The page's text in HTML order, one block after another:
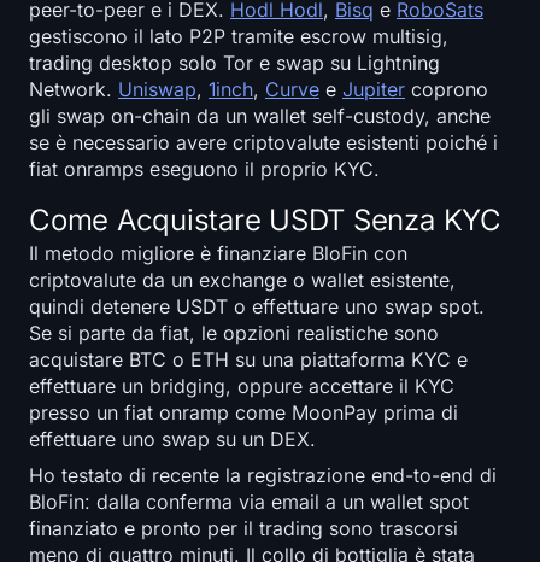
Calcolatore di Staking Crypto
Chi siamo
Iscriviti
Lingua
peer-to-peer e i DEX. Hodl Hodl, Bisq e RoboSats
gestiscono il lato P2P tramite escrow multisig,
trading desktop solo Tor e swap su Lightning
Network. Uniswap, 1inch, Curve e Jupiter coprono
gli swap on-chain da un wallet self-custody, anche
se è necessario avere criptovalute esistenti poiché i
fiat onramps eseguono il proprio KYC.
Come Acquistare USDT Senza KYC
Il metodo migliore è finanziare BloFin con
criptovalute da un exchange o wallet esistente,
quindi detenere USDT o effettuare uno swap spot.
Se si parte da fiat, le opzioni realistiche sono
acquistare BTC o ETH su una piattaforma KYC e
effettuare un bridging, oppure accettare il KYC
presso un fiat onramp come MoonPay prima di
effettuare uno swap su un DEX.
Ho testato di recente la registrazione end-to-end di
BloFin: dalla conferma via email a un wallet spot
finanziato e pronto per il trading sono trascorsi
meno di quattro minuti. Il collo di bottiglia è stata